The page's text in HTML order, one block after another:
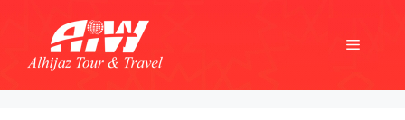
content
Menu